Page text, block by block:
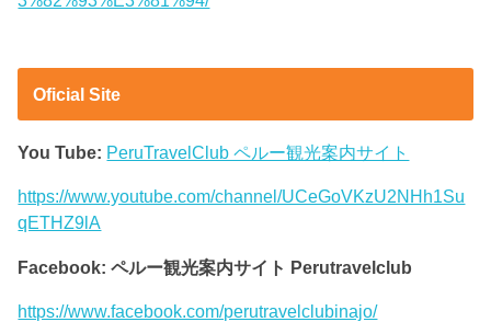
Oficial Site
You Tube: PeruTravelClub ペルー観光案内サイト
https://www.youtube.com/channel/UCeGoVKzU2NHh1Su
qETHZ9lA
Facebook: ペルー観光案内サイト Perutravelclub
https://www.facebook.com/perutravelclubinajo/